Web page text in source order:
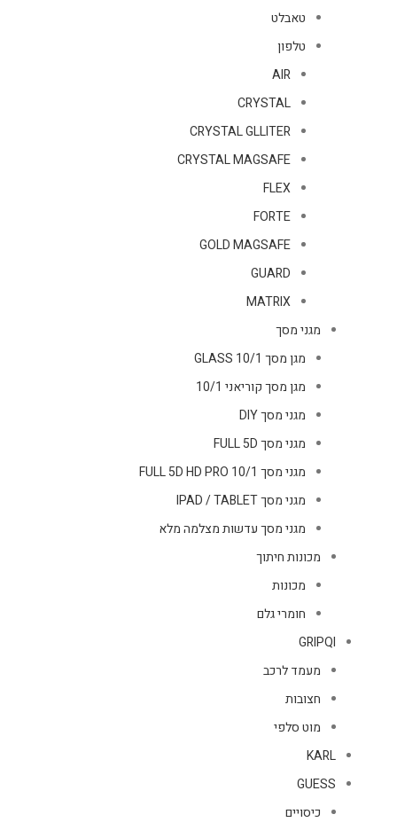
טאבלט
טלפון
AIR
CRYSTAL
CRYSTAL GLLITER
CRYSTAL MAGSAFE
FLEX
FORTE
GOLD MAGSAFE
GUARD
MATRIX
מגני מסך
מגן מסך GLASS 10/1
מגן מסך קוריאני 10/1
מגני מסך DIY
מגני מסך FULL 5D
מגני מסך FULL 5D HD PRO 10/1
מגני מסך IPAD / TABLET
מגני מסך עדשות מצלמה מלא
מכונות חיתוך
מכונות
חומרי גלם
GRIPQI
מעמד לרכב
חצובות
מוט סלפי
KARL
GUESS
כיסויים